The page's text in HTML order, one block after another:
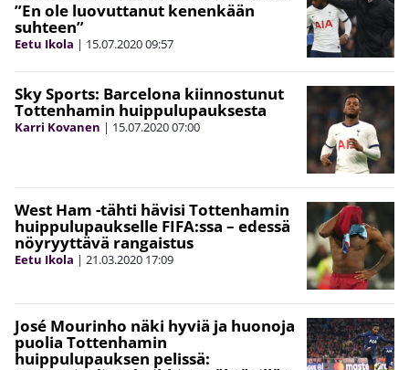
”En ole luovuttanut kenenkään
suhteen”
Eetu Ikola | 15.07.202009:57
Sky Sports: Barcelona kiinnostunut
Tottenhamin huippulupauksesta
Karri Kovanen | 15.07.202007:00
West Ham -tähti hävisi Tottenhamin
huippulupaukselle FIFA:ssa – edessä
nöyryyttävä rangaistus
Eetu Ikola | 21.03.2020 17:09
José Mourinho näki hyviä ja huonoja
puolia Tottenhamin
huippulupauksen pelissä: